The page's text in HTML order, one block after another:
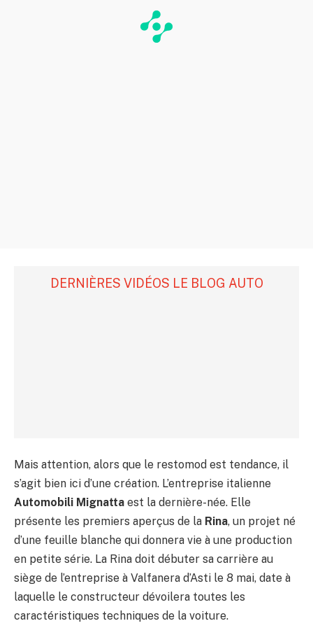
DERNIÈRES VIDÉOS LE BLOG AUTO
Mais attention, alors que le restomod est tendance, il
s’agit bien ici d’une création. L’entreprise italienne
Automobili Mignatta est la dernière-née. Elle
présente les premiers aperçus de la Rina, un projet né
d’une feuille blanche qui donnera vie à une production
en petite série. La Rina doit débuter sa carrière au
siège de l’entreprise à Valfanera d’Asti le 8 mai, date à
laquelle le constructeur dévoilera toutes les
caractéristiques techniques de la voiture.